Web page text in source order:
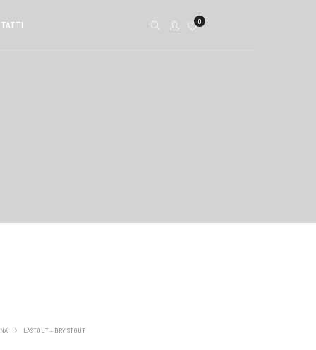
0
LASTOUT – DRY STOUT